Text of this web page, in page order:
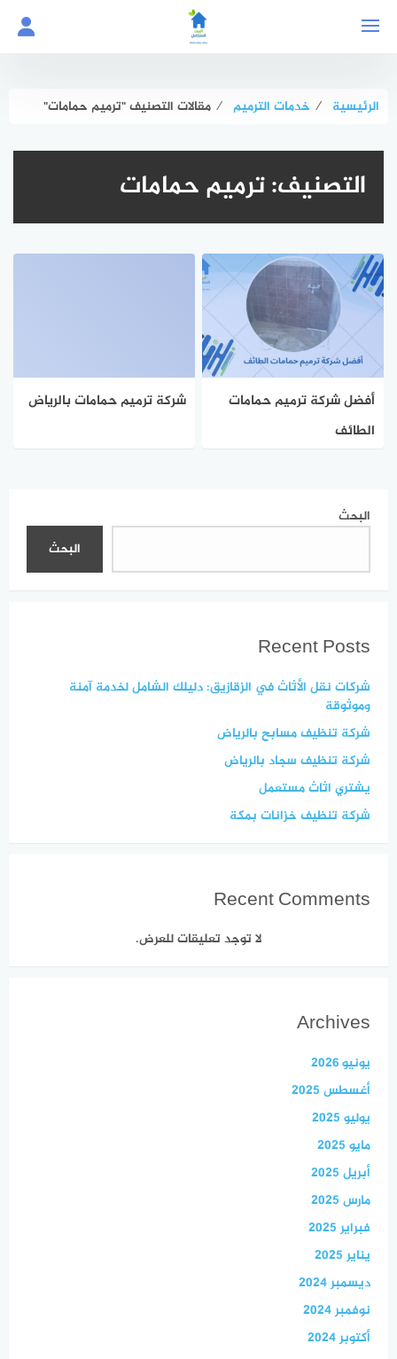
الرئيسية ⁄ خدمات الترميم ⁄ مقالات التصنيف "ترميم حمامات"
التصنيف:ترميم حمامات
أفضل شركة ترميم حمامات
الطائف
شركة ترميم حمامات بالرياض
البحث
البحث
Recent Posts
شركات نقل الأثاث في الزقازيق: دليلك الشامل لخدمة آمنة
وموثوقة
شركة تنظيف مسابح بالرياض
شركة تنظيف سجاد بالرياض
يشتري اثاث مستعمل
شركة تنظيف خزانات بمكة
Recent Comments
لا توجد تعليقات للعرض.
Archives
يونيو 2026
أغسطس 2025
يوليو 2025
مايو 2025
أبريل 2025
مارس 2025
فبراير 2025
يناير 2025
ديسمبر 2024
نوفمبر 2024
أكتوبر 2024